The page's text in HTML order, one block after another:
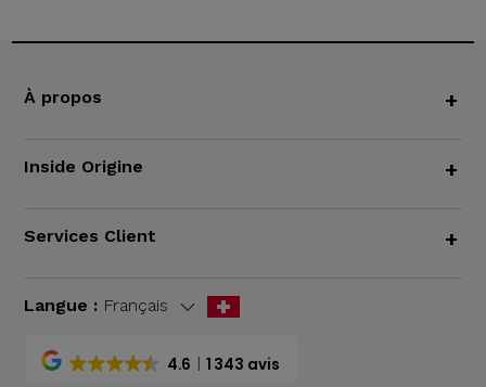
À propos +
Inside Origine +
Services Client +
Langue : Français
4.6 1 343 avis